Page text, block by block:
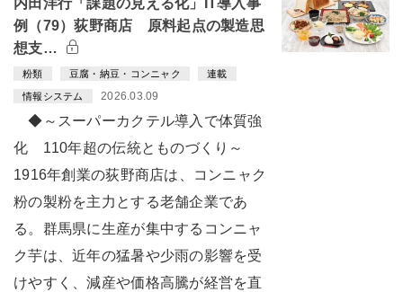
内田洋行「課題の見える化」IT導入事
例（79）荻野商店 原料起点の製造思
想支…
粉類 豆腐・納豆・コンニャク 連載
情報システム 2026.03.09
◆～スーパーカクテル導入で体質強
化 110年超の伝統とものづくり～
1916年創業の荻野商店は、コンニャク
粉の製粉を主力とする老舗企業であ
る。群馬県に生産が集中するコンニャ
ク芋は、近年の猛暑や少雨の影響を受
けやすく、減産や価格高騰が経営を直